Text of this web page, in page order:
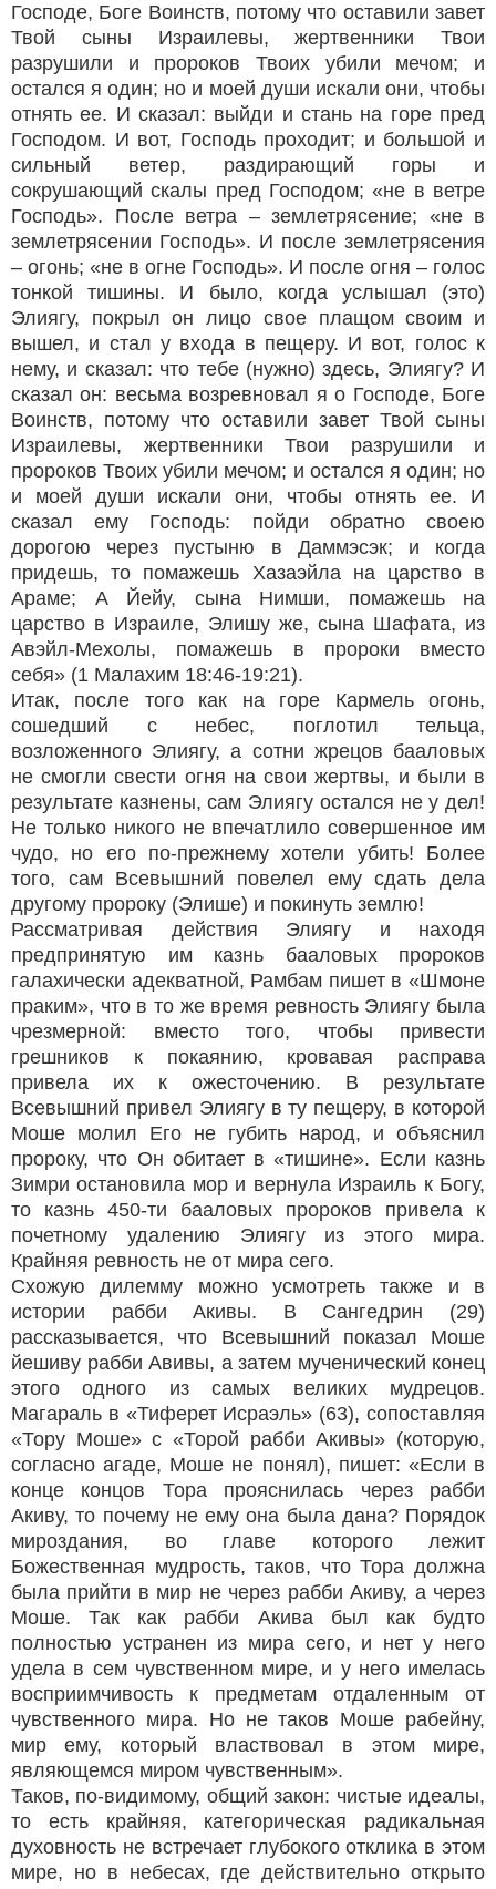
Господе, Боге Воинств, потому что оставили завет
Твой сыны Израилевы, жертвенники Твои
разрушили и пророков Твоих убили мечом; и
остался я один; но и моей души искали они, чтобы
отнять ее. И сказал: выйди и стань на горе пред
Господом. И вот, Господь проходит; и большой и
сильный ветер, раздирающий горы и
сокрушающий скалы пред Господом; «не в ветре
Господь». После ветра – землетрясение; «не в
землетрясении Господь». И после землетрясения
– огонь; «не в огне Господь». И после огня – голос
тонкой тишины. И было, когда услышал (это)
Элиягу, покрыл он лицо свое плащом своим и
вышел, и стал у входа в пещеру. И вот, голос к
нему, и сказал: что тебе (нужно) здесь, Элиягу? И
сказал он: весьма возревновал я о Господе, Боге
Воинств, потому что оставили завет Твой сыны
Израилевы, жертвенники Твои разрушили и
пророков Твоих убили мечом; и остался я один; но
и моей души искали они, чтобы отнять ее. И
сказал ему Господь: пойди обратно своею
дорогою через пустыню в Даммэсэк; и когда
придешь, то помажешь Хазаэйла на царство в
Араме; А Йейу, сына Нимши, помажешь на
царство в Израиле, Элишу же, сына Шафата, из
Авэйл-Мехолы, помажешь в пророки вместо
себя» (1 Малахим 18:46-19:21).
Итак, после того как на горе Кармель огонь,
сошедший с небес, поглотил тельца,
возложенного Элиягу, а сотни жрецов бааловых
не смогли свести огня на свои жертвы, и были в
результате казнены, сам Элиягу остался не у дел!
Не только никого не впечатлило совершенное им
чудо, но его по-прежнему хотели убить! Более
того, сам Всевышний повелел ему сдать дела
другому пророку (Элише) и покинуть землю!
Рассматривая действия Элиягу и находя
предпринятую им казнь бааловых пророков
галахически адекватной, Рамбам пишет в «Шмоне
праким», что в то же время ревность Элиягу была
чрезмерной: вместо того, чтобы привести
грешников к покаянию, кровавая расправа
привела их к ожесточению. В результате
Всевышний привел Элиягу в ту пещеру, в которой
Моше молил Его не губить народ, и объяснил
пророку, что Он обитает в «тишине». Если казнь
Зимри остановила мор и вернула Израиль к Богу,
то казнь 450-ти бааловых пророков привела к
почетному удалению Элиягу из этого мира.
Крайняя ревность не от мира сего.
Схожую дилемму можно усмотреть также и в
истории рабби Акивы. В Сангедрин (29)
рассказывается, что Всевышний показал Моше
йешиву рабби Авивы, а затем мученический конец
этого одного из самых великих мудрецов.
Магараль в «Тиферет Исраэль» (63), сопоставляя
«Тору Моше» с «Торой рабби Акивы» (которую,
согласно агаде, Моше не понял), пишет: «Если в
конце концов Тора прояснилась через рабби
Акиву, то почему не ему она была дана? Порядок
мироздания, во главе которого лежит
Божественная мудрость, таков, что Тора должна
была прийти в мир не через рабби Акиву, а через
Моше. Так как рабби Акива был как будто
полностью устранен из мира сего, и нет у него
удела в сем чувственном мире, и у него имелась
восприимчивость к предметам отдаленным от
чувственного мира. Но не таков Моше рабейну,
мир ему, который властвовал в этом мире,
являющемся миром чувственным».
Таков, по-видимому, общий закон: чистые идеалы,
то есть крайняя, категорическая радикальная
духовность не встречает глубокого отклика в этом
мире, но в небесах, где действительно открыто